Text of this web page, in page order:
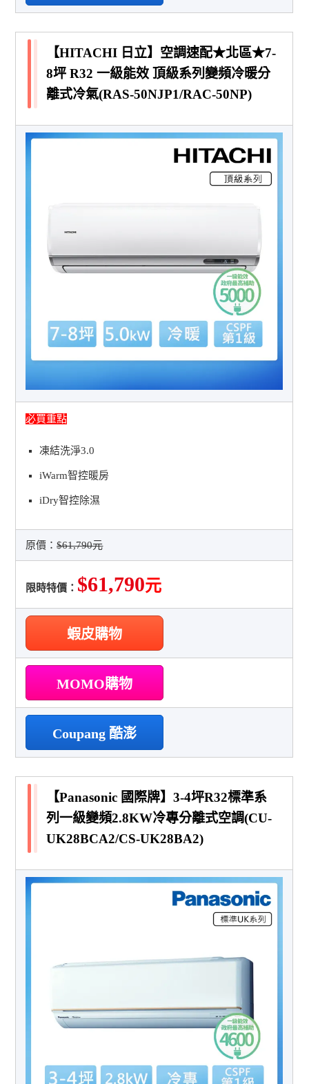
【HITACHI 日立】空調速配★北區★7-
8坪 R32 一級能效 頂級系列變頻冷暖分
離式冷氣(RAS-50NJP1/RAC-50NP)
必買重點
凍結洗淨3.0
iWarm智控暖房
iDry智控除濕
原價：$61,790元
限時特價： $61,790元
蝦皮購物
MOMO購物
Coupang 酷澎
【Panasonic 國際牌】3-4坪R32標準系
列一級變頻2.8KW冷專分離式空調(CU-
UK28BCA2/CS-UK28BA2)